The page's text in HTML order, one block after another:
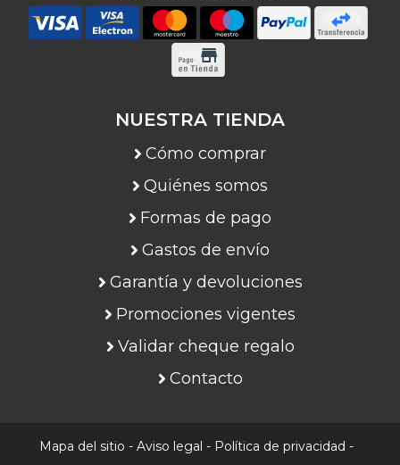
NUESTRA TIENDA
Cómo comprar
Quiénes somos
Formas de pago
Gastos de envío
Garantía y devoluciones
Promociones vigentes
Validar cheque regalo
Contacto
Mapa del sitio - Aviso legal - Política de privacidad -